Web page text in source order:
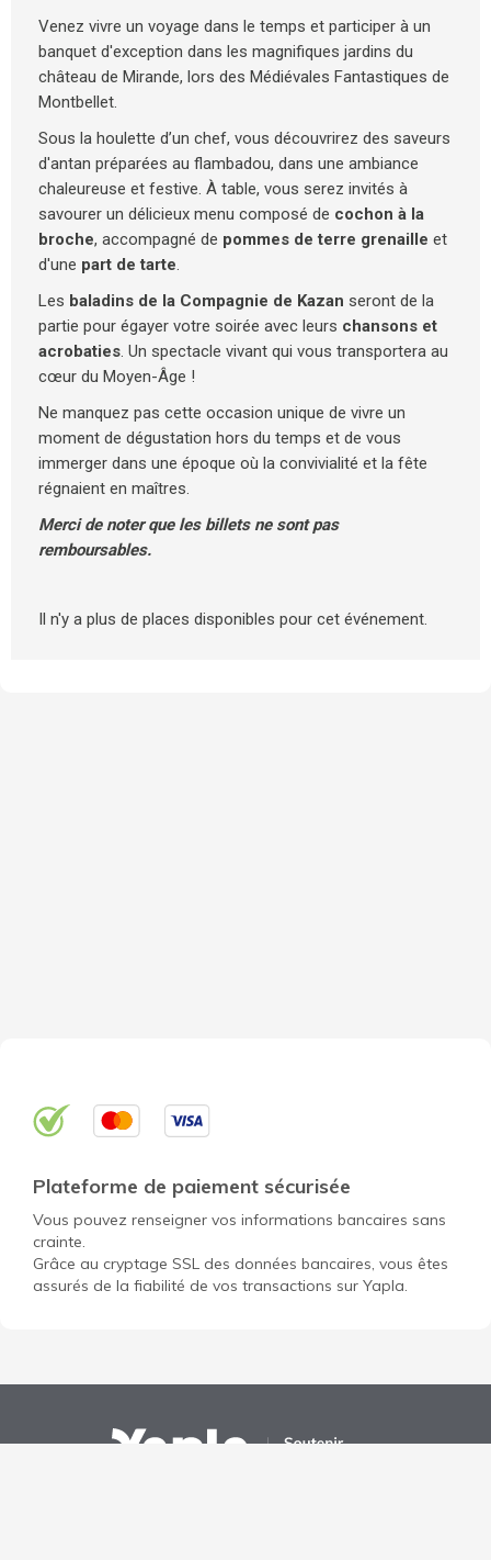
Venez vivre un voyage dans le temps et participer à un
banquet d'exception dans les magnifiques jardins du
château de Mirande, lors des Médiévales Fantastiques de
Montbellet.
Sous la houlette d’un chef, vous découvrirez des saveurs
d'antan préparées au flambadou, dans une ambiance
chaleureuse et festive. À table, vous serez invités à
savourer un délicieux menu composé de cochon à la
broche, accompagné de pommes de terre grenaille et
d'une part de tarte.
Les baladins de la Compagnie de Kazan seront de la
partie pour égayer votre soirée avec leurs chansons et
acrobaties. Un spectacle vivant qui vous transportera au
cœur du Moyen-Âge !
Ne manquez pas cette occasion unique de vivre un
moment de dégustation hors du temps et de vous
immerger dans une époque où la convivialité et la fête
régnaient en maîtres.
Merci de noter que les billets ne sont pas
remboursables.
Il n'y a plus de places disponibles pour cet événement.
Plateforme de paiement sécurisée
Vous pouvez renseigner vos informations bancaires sans
crainte.
Grâce au cryptage SSL des données bancaires, vous êtes
assurés de la fiabilité de vos transactions sur Yapla.